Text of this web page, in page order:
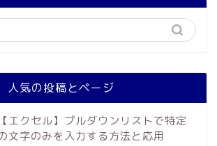
人気の投稿とページ
【エクセル】プルダウンリストで特定
文字のみを入力する方法と応用